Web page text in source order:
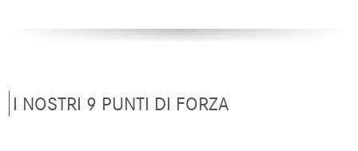
ESP
I NOSTRI 9 PUNTI DI FORZA